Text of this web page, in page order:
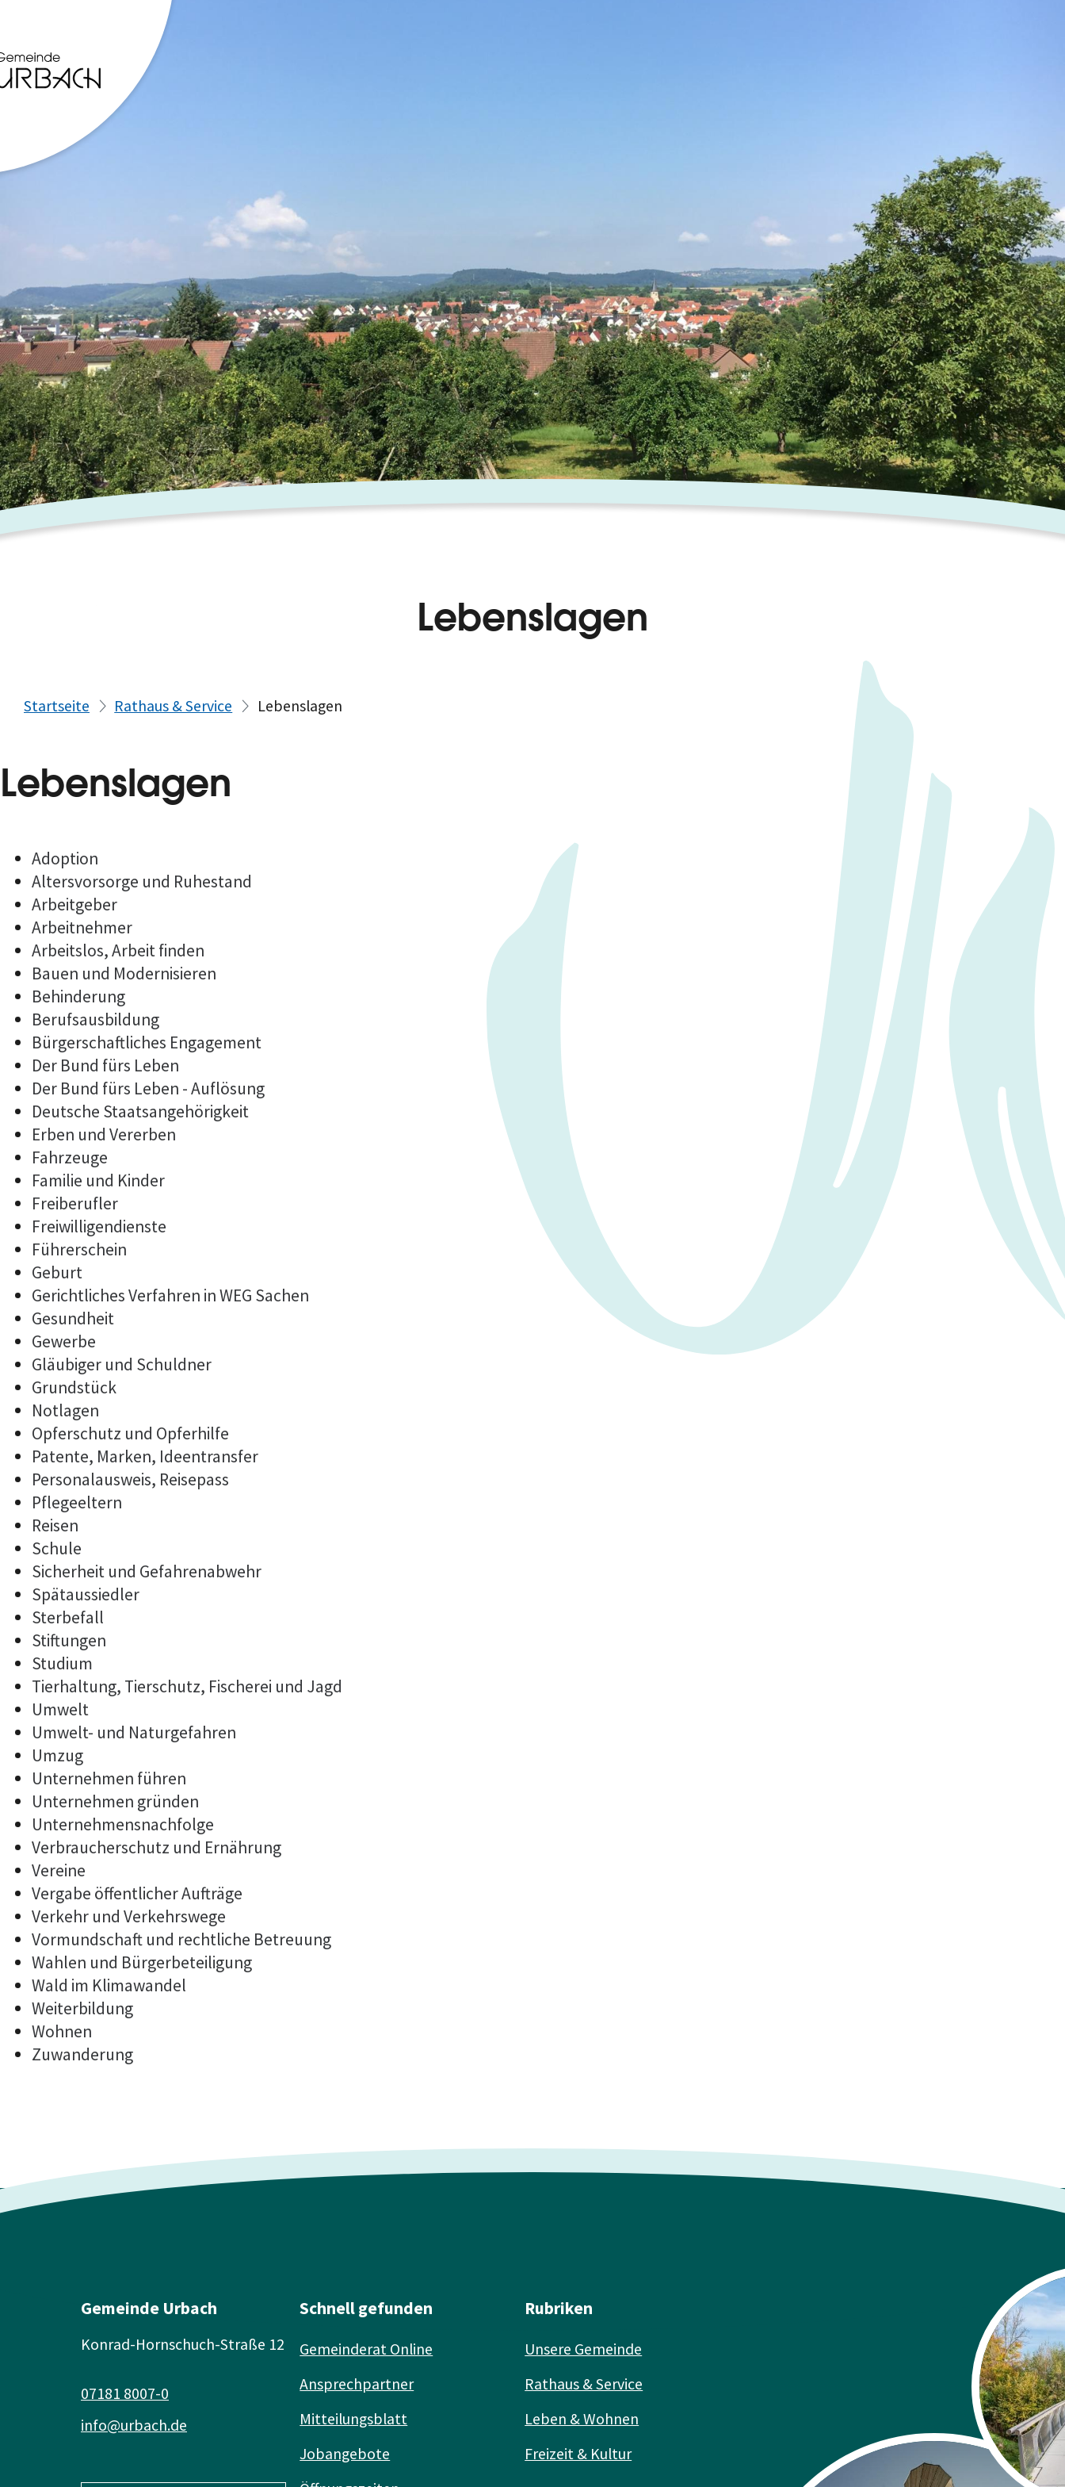
Lebenslagen
Startseite Rathaus & Service Lebenslagen
Lebenslagen
Adoption
Altersvorsorge und Ruhestand
Arbeitgeber
Arbeitnehmer
Arbeitslos, Arbeit finden
Bauen und Modernisieren
Behinderung
Berufsausbildung
Bürgerschaftliches Engagement
Der Bund fürs Leben
Der Bund fürs Leben - Auflösung
Deutsche Staatsangehörigkeit
Erben und Vererben
Fahrzeuge
Familie und Kinder
Freiberufler
Freiwilligendienste
Führerschein
Geburt
Gerichtliches Verfahren in WEG Sachen
Gesundheit
Gewerbe
Gläubiger und Schuldner
Grundstück
Notlagen
Opferschutz und Opferhilfe
Patente, Marken, Ideentransfer
Personalausweis, Reisepass
Pflegeeltern
Reisen
Schule
Sicherheit und Gefahrenabwehr
Spätaussiedler
Sterbefall
Stiftungen
Studium
Tierhaltung, Tierschutz, Fischerei und Jagd
Umwelt
Umwelt- und Naturgefahren
Umzug
Unternehmen führen
Unternehmen gründen
Unternehmensnachfolge
Verbraucherschutz und Ernährung
Vereine
Vergabe öffentlicher Aufträge
Verkehr und Verkehrswege
Vormundschaft und rechtliche Betreuung
Wahlen und Bürgerbeteiligung
Wald im Klimawandel
Weiterbildung
Wohnen
Zuwanderung
Gemeinde Urbach
Konrad-Hornschuch-Straße 12
info@urbach.de
07181 8007-0
Schnell gefunden
Gemeinderat Online
Ansprechpartner
Mitteilungsblatt
Jobangebote
Rubriken
Unsere Gemeinde
Rathaus & Service
Leben & Wohnen
Freizeit & Kultur